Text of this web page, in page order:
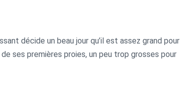
décide un beau jour qu’il est assez grand pour
ses premières proies, un peu trop grosses pour